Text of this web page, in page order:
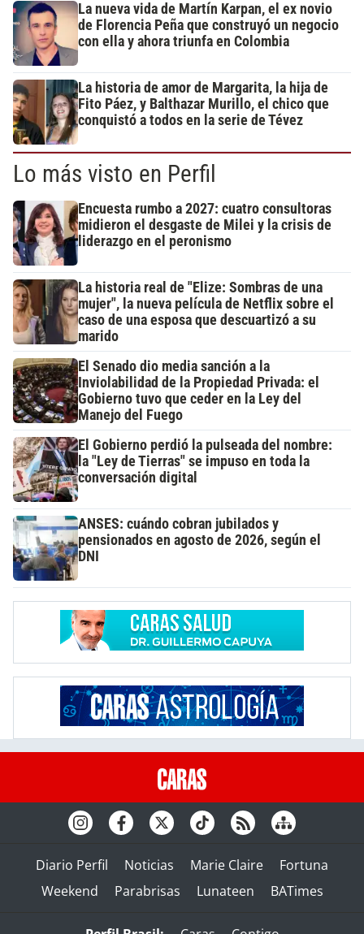
La nueva vida de Martín Karpan, el ex novio
de Florencia Peña que construyó un negocio
con ella y ahora triunfa en Colombia
La historia de amor de Margarita, la hija de
Fito Páez, y Balthazar Murillo, el chico que
conquistó a todos en la serie de Tévez
Lo más visto en Perfil
Encuesta rumbo a 2027: cuatro consultoras
midieron el desgaste de Milei y la crisis de
liderazgo en el peronismo
La historia real de "Elize: Sombras de una
mujer", la nueva película de Netflix sobre el
caso de una esposa que descuartizó a su
marido
El Senado dio media sanción a la
Inviolabilidad de la Propiedad Privada: el
Gobierno tuvo que ceder en la Ley del
Manejo del Fuego
El Gobierno perdió la pulseada del nombre:
la "Ley de Tierras" se impuso en toda la
conversación digital
ANSES: cuándo cobran jubilados y
pensionados en agosto de 2026, según el
DNI
Diario Perfil Noticias Marie Claire
Fortuna
Weekend
Parabrisas Lunateen BATimes